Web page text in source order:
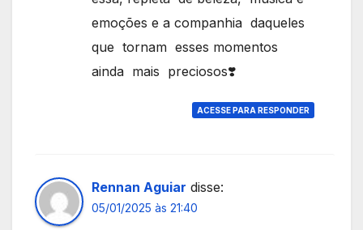
emoções e a companhia daqueles
que tornam esses momentos
ainda mais preciosos❣️
ACESSE PARA RESPONDER
Rennan Aguiar disse:
05/01/2025 às 21:40